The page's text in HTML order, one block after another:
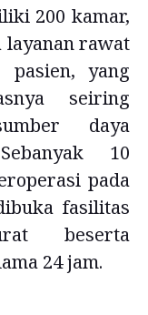
200 kamar,
layanan rawat
pasien, yang
seiring
daya
10
pada
fasilitas
beserta
24 jam.